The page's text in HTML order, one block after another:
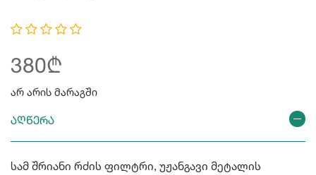
380₾
არ არის მარაგში
აღწერა
სამ შრიანი რძის ფილტრი, უჟანგავი მეტალის